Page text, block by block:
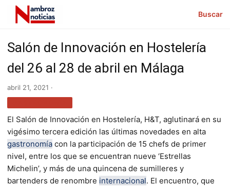
Buscar
Salón de Innovación en Hostelería
del 26 al 28 de abril en Málaga
abril 21, 2021 ·
El Salón de Innovación en Hostelería, H&T, aglutinará en su
vigésimo tercera edición las últimas novedades en alta
gastronomía con la participación de 15 chefs de primer
nivel, entre los que se encuentran nueve ‘Estrellas
Michelin’, y más de una quincena de sumilleres y
bartenders de renombre internacional. El encuentro, que